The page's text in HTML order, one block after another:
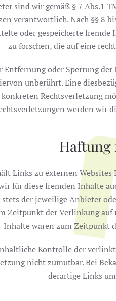
sind wir gemäß § 7 Abs.1
verantwortlich. Nach §§ 8
oder gespeicherte
zu forschen, die auf eine
Entfernung oder Sperrung
unberührt. Eine
Rechtsverletzung
werden wir
Haftung
Links zu externen
für diese fremden Inhalte
der jeweilige Anbieter
Zeitpunkt der Verlinkung
Inhalte waren zum Zeitpunkt
Kontrolle der
nicht zumutbar. Bei
derartige Links